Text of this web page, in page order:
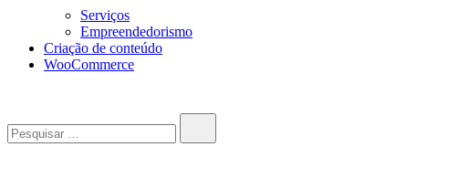
Serviços
Empreendedorismo
Criação de conteúdo
WooCommerce